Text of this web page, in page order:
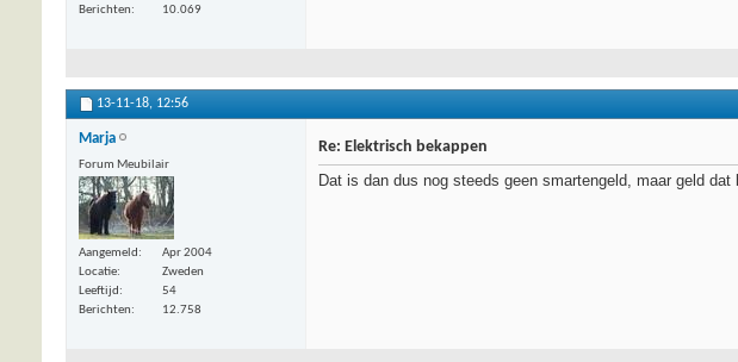
Berichten
10.069
13-11-18, 12:56
Marja
Forum Meubilair
Aangemeld
Apr 2004
Locatie
Zweden
Leeftijd
54
Berichten
12.758
Re: Elektrisch bekappen
Dat is dan dus nog steeds geen smartengeld, maar geld